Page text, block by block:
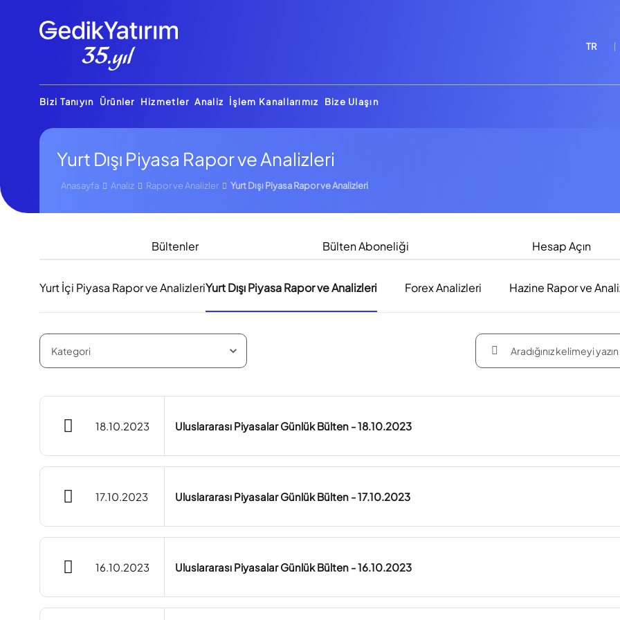
TR
Bizi Tanıyın Ürünler Hizmetler Analiz İşlem Kanallarımız Bize Ulaşın
Yurt Dışı Piyasa Rapor ve Analizleri
Anasayfa Analiz Rapor ve Analizler Yurt Dışı Piyasa Rapor ve Analizleri
Bültenler Bülten Aboneliği Hesap Açın
Yurt İçi Piyasa Rapor ve AnalizleriYurt Dışı Piyasa Rapor ve Analizleri Forex Analizleri Hazine Rapor ve
18.10.2023 Uluslararası Piyasalar Günlük Bülten - 18.10.2023
17.10.2023 Uluslararası Piyasalar Günlük Bülten - 17.10.2023
16.10.2023 Uluslararası Piyasalar Günlük Bülten - 16.10.2023